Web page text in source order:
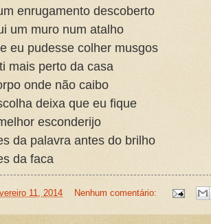
enrugamento descoberto
um muro num atalho
eu pudesse colher musgos
mais perto da casa
onde não caibo
deixa que eu fique
esconderijo
da palavra antes do brilho
da faca
11, 2014 Nenhum comentário: